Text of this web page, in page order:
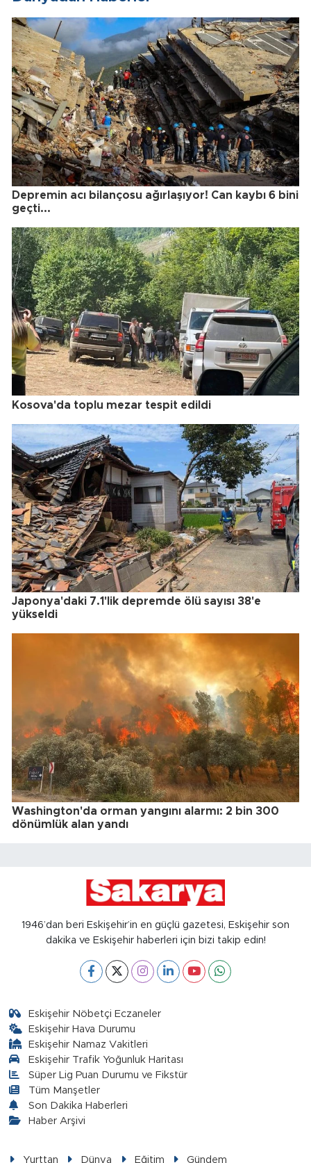
Depremin acı bilançosu ağırlaşıyor! Can kaybı 6 bini
geçti...
Kosova'da toplu mezar tespit edildi
Japonya'daki 7.1'lik depremde ölü sayısı 38'e
yükseldi
Washington'da orman yangını alarmı: 2 bin 300
dönümlük alan yandı
1946’dan beri Eskişehir’in en güçlü gazetesi, Eskişehir son
dakika ve Eskişehir haberleri için bizi takip edin!
Eskişehir Nöbetçi Eczaneler
Eskişehir Hava Durumu
Eskişehir Namaz Vakitleri
Eskişehir Trafik Yoğunluk Haritası
Süper Lig Puan Durumu ve Fikstür
Tüm Manşetler
Son Dakika Haberleri
Haber Arşivi
Yurttan Dünya Eğitim Gündem